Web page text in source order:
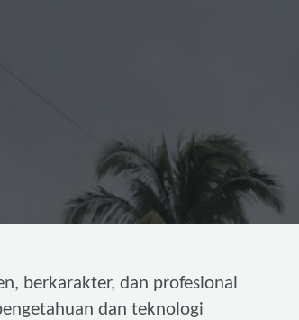
berkarakter, dan profesional
dan teknologi